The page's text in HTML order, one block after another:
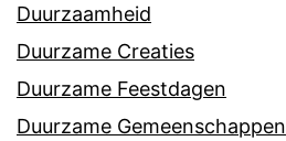
Duurzaamheid
Duurzame Creaties
Duurzame Feestdagen
Duurzame Gemeenschappen